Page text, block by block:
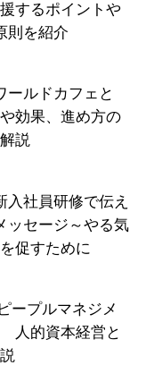
するポイントや
則を紹介
ールドカフェと
効果、進め方の
説
入社員研修で伝え
ッセージ～やる気
促すために
ープルマネジメ
人的資本経営と